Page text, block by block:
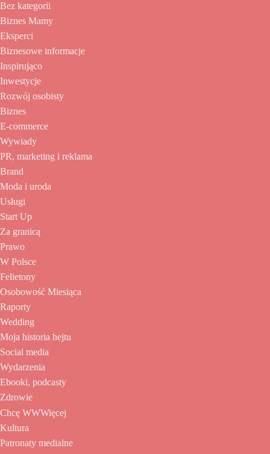
Bez kategorii
Biznes Mamy
Eksperci
Biznesowe informacje
Inspirująco
Inwestycje
Rozwój osobisty
Biznes
E-commerce
Wywiady
PR, marketing i reklama
Brand
Moda i uroda
Usługi
Start Up
Za granicą
Prawo
W Polsce
Felietony
Osobowość Miesiąca
Raporty
Wedding
Moja historia hejtu
Social media
Wydarzenia
Ebooki, podcasty
Zdrowie
Chcę WWWięcej
Kultura
Patronaty medialne